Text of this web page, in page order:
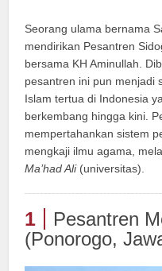
Seorang ulama bernama
mendirikan Pesantren
bersama KH Aminullah.
pesantren ini pun menjadi
Islam tertua di Indonesia
berkembang hingga kini.
mempertahankan sistem
mengkaji ilmu agama,
Ma’had Ali(universitas).
1
Pesantren
(Ponorogo,